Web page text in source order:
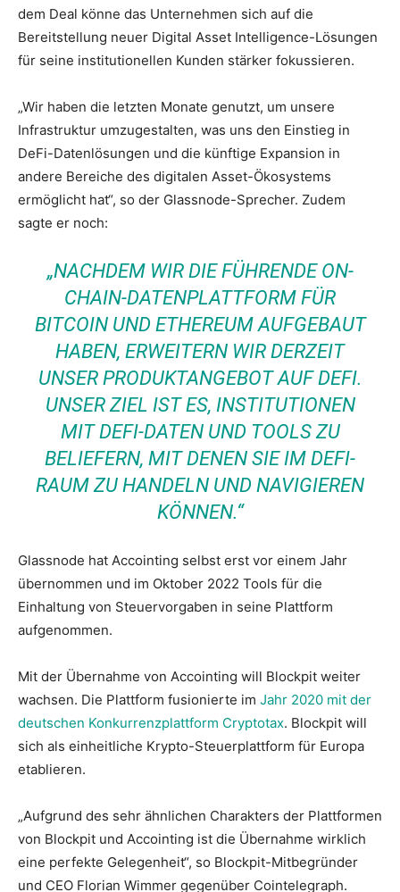
dem Deal könne das Unternehmen sich auf die
Bereitstellung neuer Digital Asset Intelligence-Lösungen
für seine institutionellen Kunden stärker fokussieren.
„Wir haben die letzten Monate genutzt, um unsere
Infrastruktur umzugestalten, was uns den Einstieg in
DeFi-Datenlösungen und die künftige Expansion in
andere Bereiche des digitalen Asset-Ökosystems
ermöglicht hat“, so der Glassnode-Sprecher. Zudem
sagte er noch:
„NACHDEM WIR DIE FÜHRENDE ON-
CHAIN-DATENPLATTFORM FÜR
BITCOIN UND ETHEREUM AUFGEBAUT
HABEN, ERWEITERN WIR DERZEIT
UNSER PRODUKTANGEBOT AUF DEFI.
UNSER ZIEL IST ES, INSTITUTIONEN
MIT DEFI-DATEN UND TOOLS ZU
BELIEFERN, MIT DENEN SIE IM DEFI-
RAUM ZU HANDELN UND NAVIGIEREN
KÖNNEN.“
Glassnode hat Accointing selbst erst vor einem Jahr
übernommen und im Oktober 2022 Tools für die
Einhaltung von Steuervorgaben in seine Plattform
aufgenommen.
Mit der Übernahme von Accointing will Blockpit weiter
wachsen. Die Plattform fusionierte im Jahr 2020 mit der
deutschen Konkurrenzplattform Cryptotax. Blockpit will
sich als einheitliche Krypto-Steuerplattform für Europa
etablieren.
„Aufgrund des sehr ähnlichen Charakters der Plattformen
von Blockpit und Accointing ist die Übernahme wirklich
eine perfekte Gelegenheit“, so Blockpit-Mitbegründer
und CEO Florian Wimmer gegenüber Cointelegraph.